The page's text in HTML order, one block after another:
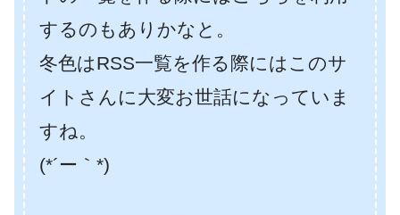
するのもありかなと。
冬色はRSS一覧を作る際にはこのサ
イトさんに大変お世話になっていま
すね。
(*´ー｀*)